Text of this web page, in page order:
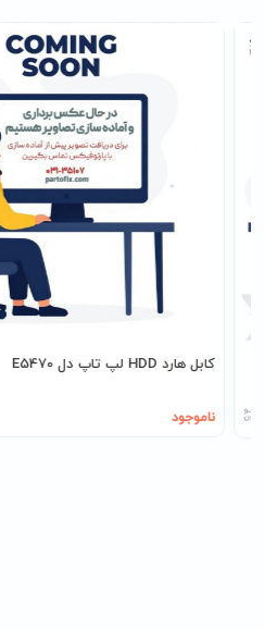
کابل هارد HDD لپ تاپ دل E5470
ناموجود